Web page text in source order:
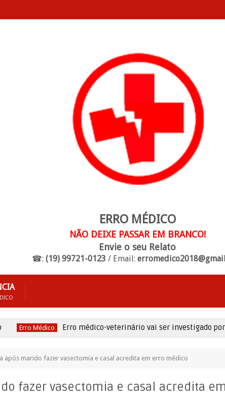
ERRO MÉDICO
NÃO DEIXE PASSAR EM BRANCO!
Envie o seu Relato
☎: (19) 99721-0123 / Email:
Erro Médico Erro médico-veterinário vai ser investigado por
após marido fazer vasectomia e casal acredita em erro médico
fazer vasectomia e casal acredita em